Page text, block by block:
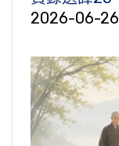
2026-06-26